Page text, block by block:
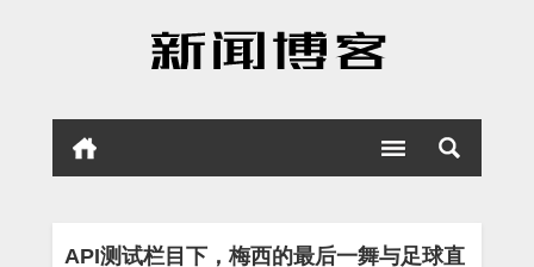
API测试栏目下，梅西的最后一舞与足球直